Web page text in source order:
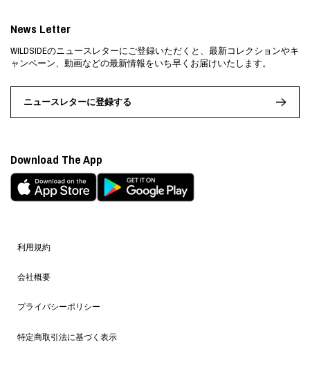
利用規約
会社概要
プライバシーポリシー
特定商取引法に基づく表示
News Letter
WILDSIDEのニュースレターにご登録いただくと、最新コレクションやキ
ャンペーン、動画などの最新情報をいち早くお届けいたします。
ニュースレターに登録する
Download The App